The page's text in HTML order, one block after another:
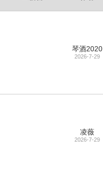
琴酒2020
2026-7-29
凌薇
2026-7-29